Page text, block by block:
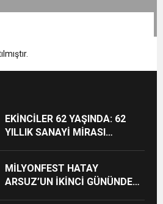
EKİNCİLER 62 YAŞINDA: 62
YILLIK SANAYİ MİRASI
MİLYONFEST HATAY
ARSUZ’UN İKİNCİ GÜNÜNDE